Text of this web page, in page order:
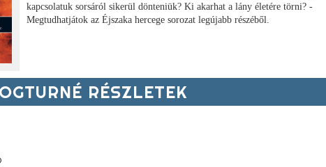
kapcsolatuk sorsáról sikerül dönteniük? Ki akarhat a lány életére törni? -
Megtudhatjátok az Éjszaka hercege sorozat legújabb részéből.
RÉSZLETEK